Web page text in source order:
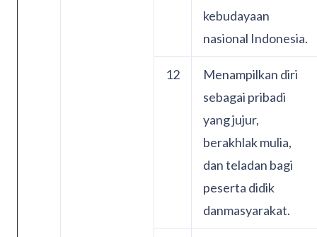
kebudayaan
nasional Indonesia.
12
Menampilkan diri
sebagai pribadi
yang jujur,
berakhlak mulia,
dan teladan bagi
peserta didik
danmasyarakat.